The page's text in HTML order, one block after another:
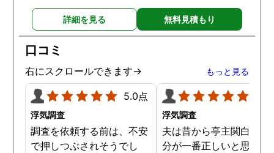
詳細を見る 無料見積もり
口コミ
右にスクロールできます→ もっと見る
5.0点
浮気調査
調査を依頼する前は、不安
で押しつぶされそうでし
浮気調査
夫は昔から亭主関白で、
分が一番正しいと思い込